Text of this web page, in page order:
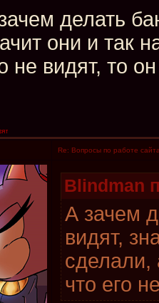
делать
они и так
не видят, то
Re: Вопросы по работе
Blindman
А зачем
видят,
сделали,
что его